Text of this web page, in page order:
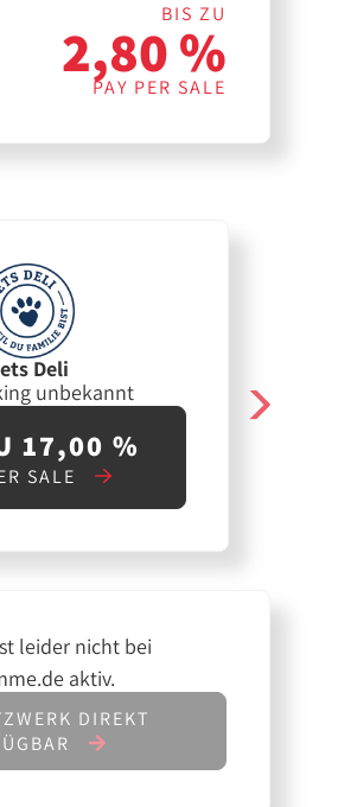
BIS ZU
2,80 %
PAY PER SALE
Deli
unbekannt
17,00 %
SALE
leider nicht bei
aktiv.
DIREKT